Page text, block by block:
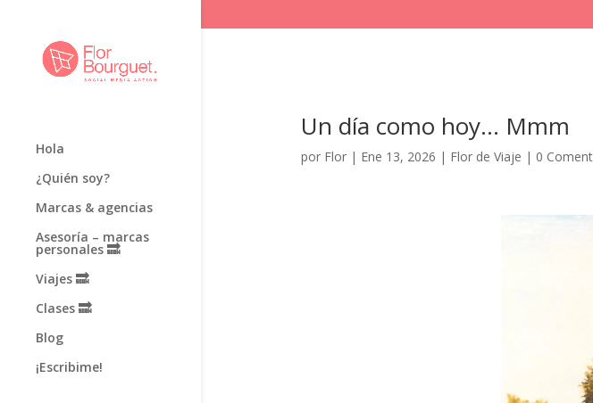
Hola
¿Quién soy?
Marcas & agencias
Asesoría – marcas
personales 🔜
Viajes 🔜
Clases 🔜
Blog
¡Escribime!
Un día como hoy… Mmm
por Flor| Ene 13, 2026 | Flor de Viaje | 0